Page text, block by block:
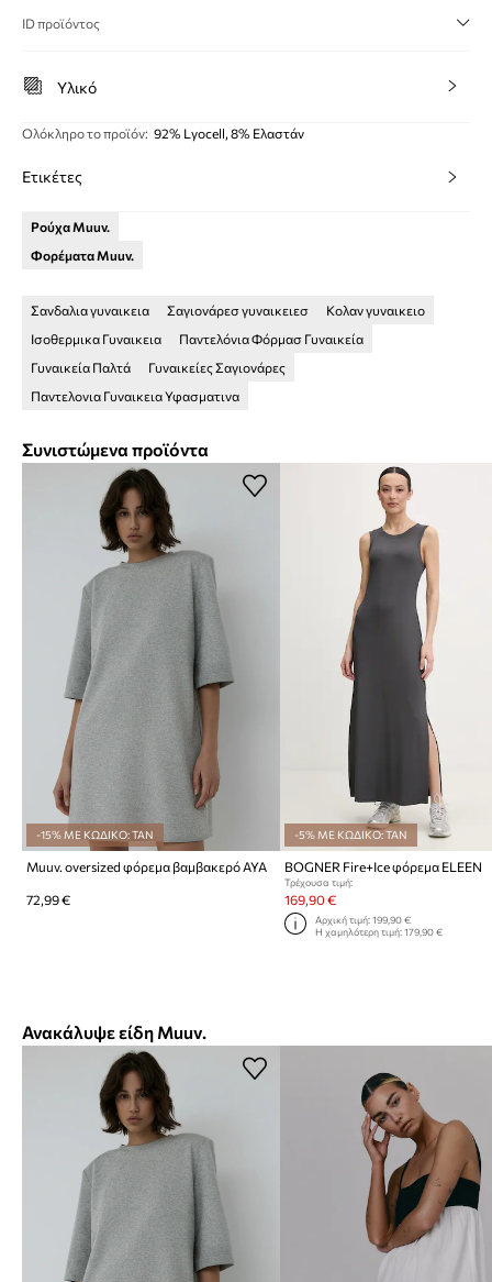
ID προϊόντος
Υλικό
Ολόκληρο το προϊόν: 92% Lyocell, 8% Ελαστάν
Ετικέτες
Ρούχα Muuv.
Φορέματα Muuv.
Σανδαλια γυναικεια Σαγιονάρεσ γυναικειεσ
Κολαν γυναικειο
Ισοθερμικα Γυναικεια
Παντελόνια Φόρμασ Γυναικεία
Γυναικεία Παλτά
Γυναικείες Σαγιονάρες
Παντελονια Γυναικεια Υφασματινα
Συνιστώμενα προϊόντα
-15% ΜΕ ΚΩΔΙΚΟ: TAN
Muuv. oversized φόρεμα βαμβακερό AYA
72,99 €
-5% ΜΕ ΚΩΔΙΚΟ: TAN
BOGNER Fire+Ice φόρεμα ELEEN
Τρέχουσα τιμή:
169,90 €
Αρχική τιμή: 199,90 €
Η χαμηλότερη τιμή: 179,90 €
Ανακάλυψε είδη Muuv.